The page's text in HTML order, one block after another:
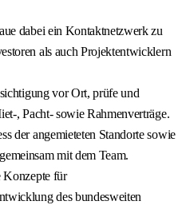
dabei ein Kontaktnetzwerk zu
als auch Projektentwicklern
vor Ort, prüfe und
, Pacht- sowie Rahmenverträge.
der angemieteten Standorte sowie
mit dem Team.
Konzepte für
des bundesweiten